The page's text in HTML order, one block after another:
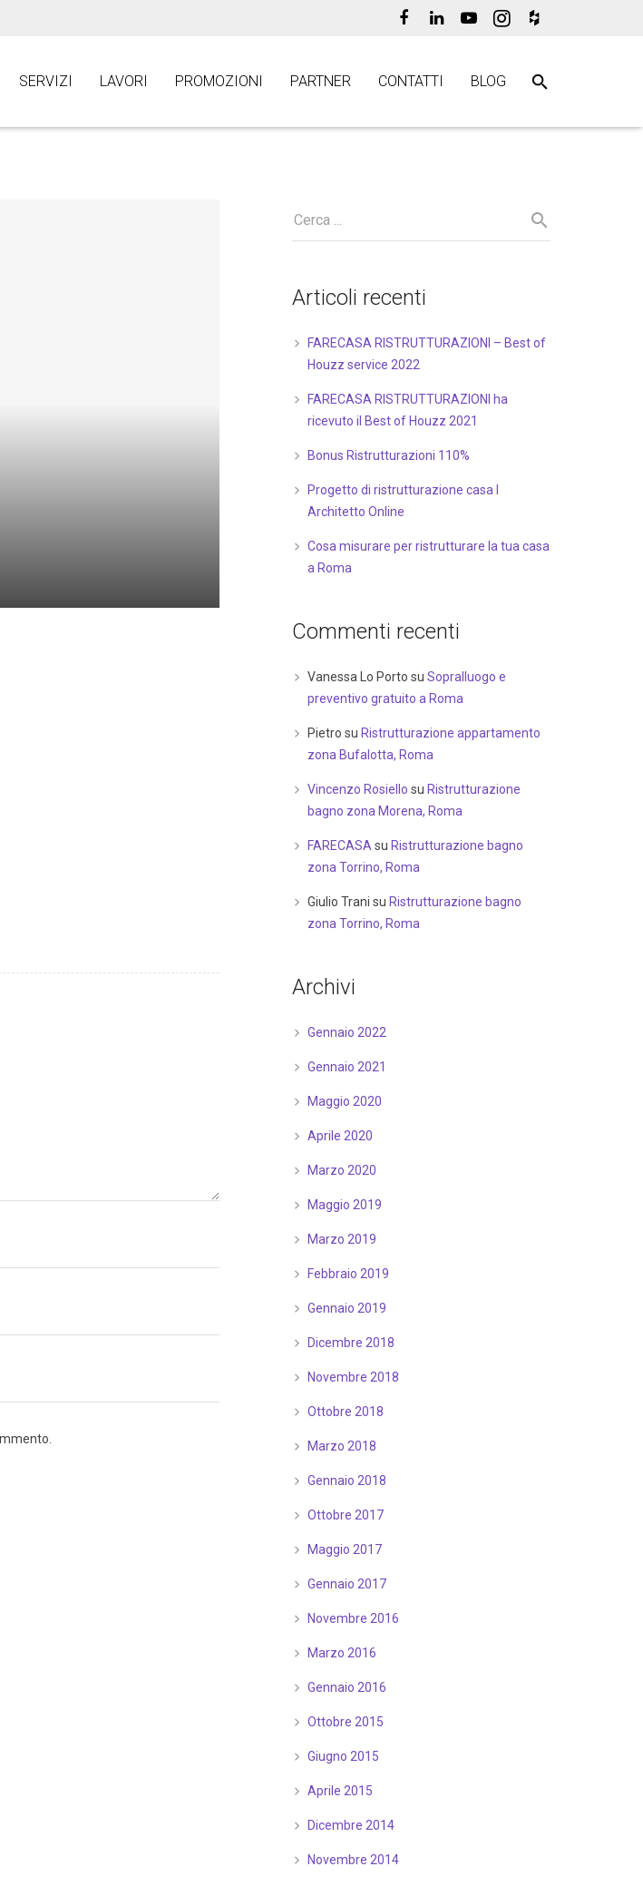
SERVIZI LAVORI PROMOZIONI PARTNER CONTATTI BLOG
Articoli recenti
FARECASA RISTRUTTURAZIONI – Best of
Houzz service 2022
FARECASA RISTRUTTURAZIONI ha
ricevuto il Best of Houzz 2021
Bonus Ristrutturazioni 110%
Progetto di ristrutturazione casa I
Architetto Online
Cosa misurare per ristrutturare la tua casa
a Roma
Commenti recenti
Vanessa Lo Porto su Sopralluogo e
preventivo gratuito a Roma
Pietro su Ristrutturazione appartamento
zona Bufalotta, Roma
Vincenzo Rosiello su Ristrutturazione
bagno zona Morena, Roma
FARECASA su Ristrutturazione bagno
zona Torrino, Roma
Giulio Trani su Ristrutturazione bagno
zona Torrino, Roma
Archivi
Gennaio 2022
Gennaio 2021
Maggio 2020
Aprile 2020
Marzo 2020
Maggio 2019
Marzo 2019
Febbraio 2019
Gennaio 2019
Dicembre 2018
Novembre 2018
Ottobre 2018
Marzo 2018
Gennaio 2018
Ottobre 2017
Maggio 2017
Gennaio 2017
Novembre 2016
Marzo 2016
Gennaio 2016
Ottobre 2015
Giugno 2015
Aprile 2015
Dicembre 2014
Novembre 2014